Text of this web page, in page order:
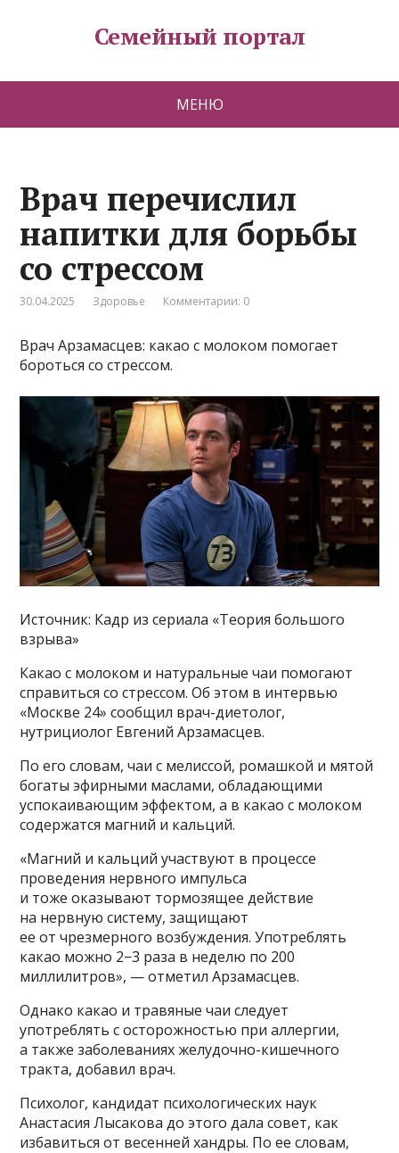
Семейный портал
МЕНЮ
Врач перечислил
напитки для борьбы
со стрессом
30.04.2025 Здоровье Комментарии: 0
Врач Арзамасцев: какао с молоком помогает
бороться со стрессом.
Источник: Кадр из сериала «Теория большого
взрыва»
Какао с молоком и натуральные чаи помогают
справиться со стрессом. Об этом в интервью
«Москве 24» сообщил врач-диетолог,
нутрициолог Евгений Арзамасцев.
По его словам, чаи с мелиссой, ромашкой и мятой
богаты эфирными маслами, обладающими
успокаивающим эффектом, а в какао с молоком
содержатся магний и кальций.
«Магний и кальций участвуют в процессе
проведения нервного импульса
и тоже оказывают тормозящее действие
на нервную систему, защищают
ее от чрезмерного возбуждения. Употреблять
какао можно 2−3 раза в неделю по 200
миллилитров», — отметил Арзамасцев.
Однако какао и травяные чаи следует
употреблять с осторожностью при аллергии,
а также заболеваниях желудочно-кишечного
тракта, добавил врач.
Психолог, кандидат психологических наук
Анастасия Лысакова до этого дала совет, как
избавиться от весенней хандры. По ее словам,